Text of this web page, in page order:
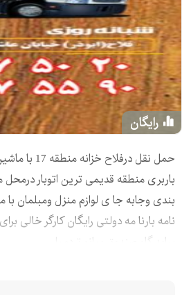
رایگان
حمل نقل
باربری منطقه قدیمی ترین اتوبار
بندی وجابه جا ی لوازم منزل ومبلمان با
نامه بارنا مه دولتی رایگان کارگر خالی
ساید گاو صندوق پیانو تردمیل